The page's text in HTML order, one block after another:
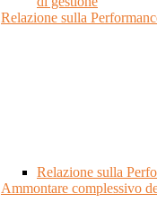
Relazione sulla
Relazione sulla
Ammontare complessivo